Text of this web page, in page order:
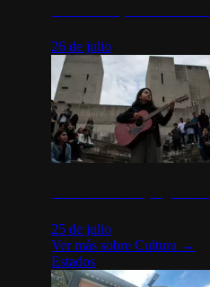
26 de julio
25 de julio
Ver más sobreCultura →
Estados